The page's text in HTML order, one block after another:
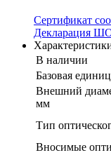
Сертификат
Декларация
В наличии
Базовая
Внешний
мм
Тип
Вносимые